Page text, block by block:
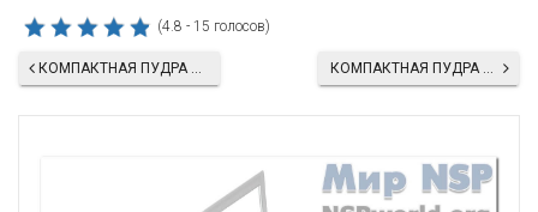
(4.8 - 15 голосов)
КОМПАКТНАЯ ПУДРА ДЛЯ ЛИЦА «БИСКВИТ» КОМПАКТНАЯ ПУДРА ДЛЯ ЛИЦА